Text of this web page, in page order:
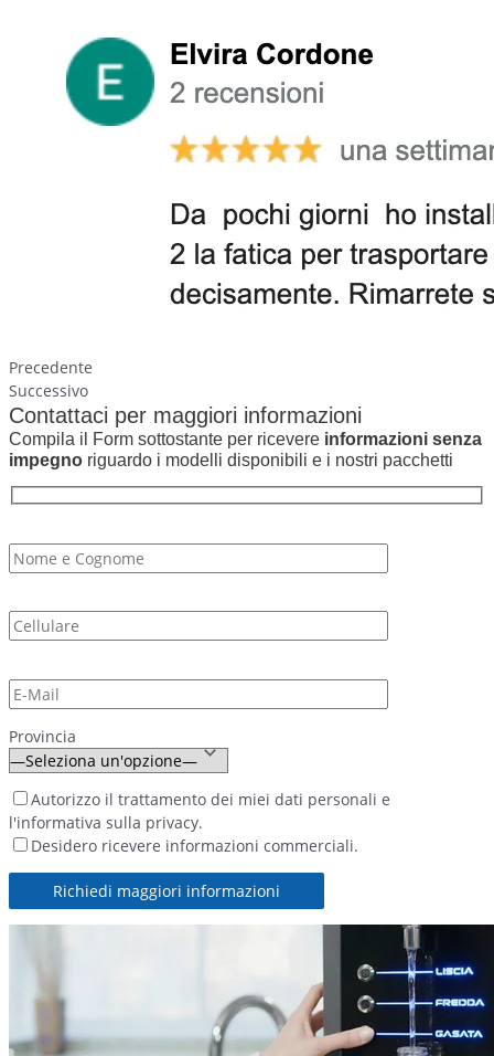
Precedente
Successivo
Contattaci per maggiori informazioni
Compila il Form sottostante per ricevere informazioni senza
impegno riguardo i modelli disponibili e i nostri pacchetti
Provincia
Autorizzo il trattamento dei miei dati personali e
l'informativa sulla privacy.
Desidero ricevere informazioni commerciali.